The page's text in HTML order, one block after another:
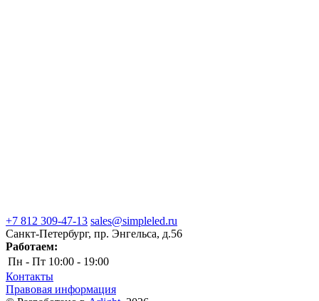
+7 812 309-47-13 sales@simpleled.ru
Санкт-Петербург, пр. Энгельса, д.56
Работаем:
Пн - Пт 10:00 - 19:00
Контакты
Правовая информация